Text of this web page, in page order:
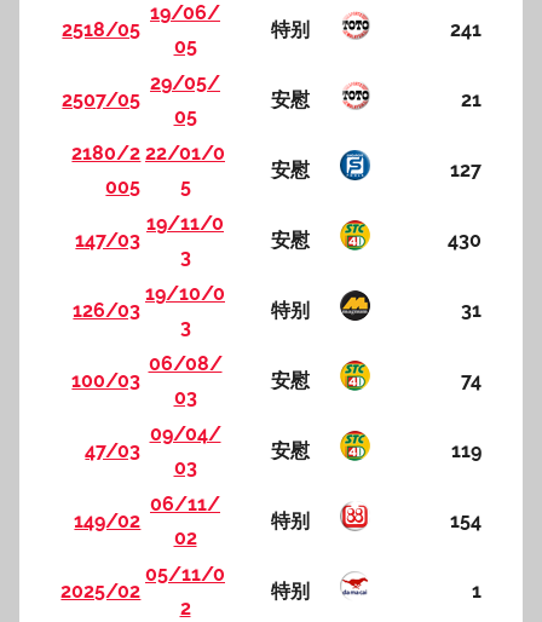
2518/05
19/06/
05
特别 241
2507/05
29/05/
05
安慰 21
2180/2
005
22/01/0
5
安慰 127
147/03
19/11/0
3
安慰 430
126/03
19/10/0
3
特别 31
100/03
06/08/
03
安慰 74
47/03
09/04/
03
安慰 119
149/02
06/11/
02
特别 154
2025/02
05/11/0
2
特别 1